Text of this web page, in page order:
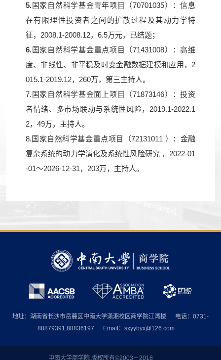
5.国家自然科学基金青年项目（70701035）：信息
在有限理性投资者之间的扩散过程及其动力学特
征，2008.1-2008.12，6.5万元，已结题；
6.国家自然科学基金重点项目（71431008）：高维
度、非线性、非平稳及时变金融数据建模和应用，2
015.1-2019.12，260万，第三主持人。
7.国家自然科学基金面上项目（71873146）：投资
者情绪、多市场联动与系统性风险，2019.1-2022.1
2，49万，主持人。
8.国家自然科学基金重点项目（72131011 ）：金融
复杂系统的动力学演化及系统性风险研究 ，2022-01
-01～2026-12-31，203万，主持人。
地址：湖南省长沙市岳麓区中南大学潇湘校区商学院江湾楼
电话：0731-
88879391,88836197
Email：sxyybyx@126.com
中南大学商学院 版权所有©2003－2018